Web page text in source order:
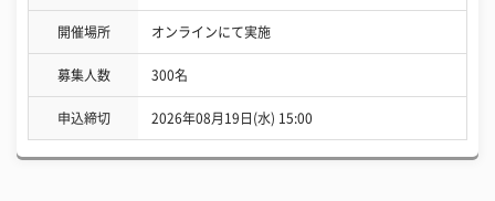
開催場所 オンラインにて実施
募集人数 300名
申込締切 2026年08月19日(水) 15:00